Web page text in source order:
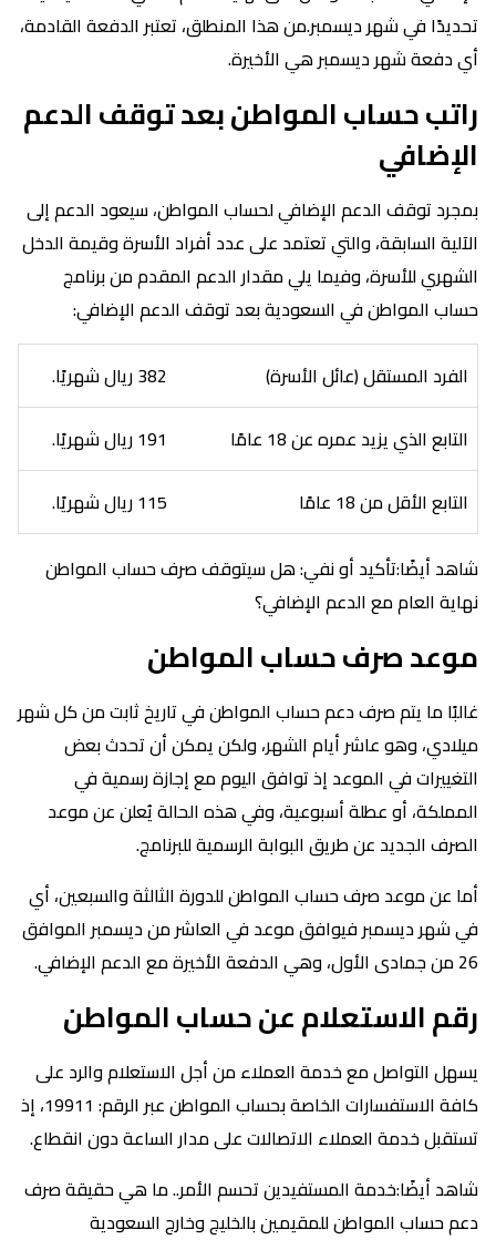
تحديدًا في شهر ديسمبر.من هذا المنطلق، تعتبر الدفعة القادمة،
أي دفعة شهر ديسمبر هي الأخيرة.
راتب حساب المواطن بعد توقف الدعم
الإضافي
بمجرد توقف الدعم الإضافي لحساب المواطن، سيعود الدعم إلى
الآلية السابقة، والتي تعتمد على عدد أفراد الأسرة وقيمة الدخل
الشهري للأسرة، وفيما يلي مقدار الدعم المقدم من برنامج
حساب المواطن في السعودية بعد توقف الدعم الإضافي:
الفرد المستقل (عائل الأسرة)
382 ريال شهريًا.
التابع الذي يزيد عمره عن 18 عامًا
191 ريال شهريًا.
التابع الأقل من 18 عامًا
115 ريال شهريًا.
شاهد أيضًا:تأكيد أو نفي: هل سيتوقف صرف حساب المواطن
نهاية العام مع الدعم الإضافي؟
موعد صرف حساب المواطن
غالبًا ما يتم صرف دعم حساب المواطن في تاريخ ثابت من كل شهر
ميلادي، وهو عاشر أيام الشهر، ولكن يمكن أن تحدث بعض
التغييرات في الموعد إذ توافق اليوم مع إجازة رسمية في
المملكة، أو عطلة أسبوعية، وفي هذه الحالة يُعلن عن موعد
الصرف الجديد عن طريق البوابة الرسمية للبرنامج.
أما عن موعد صرف حساب المواطن للدورة الثالثة والسبعين، أي
في شهر ديسمبر فيوافق موعد في العاشر من ديسمبر الموافق
26 من جمادى الأول، وهي الدفعة الأخيرة مع الدعم الإضافي.
رقم الاستعلام عن حساب المواطن
يسهل التواصل مع خدمة العملاء من أجل الاستعلام والرد على
كافة الاستفسارات الخاصة بحساب المواطن عبر الرقم: 19911، إذ
تستقبل خدمة العملاء الاتصالات على مدار الساعة دون انقطاع.
شاهد أيضًا:خدمة المستفيدين تحسم الأمر.. ما هي حقيقة صرف
دعم حساب المواطن للمقيمين بالخليج وخارج السعودية